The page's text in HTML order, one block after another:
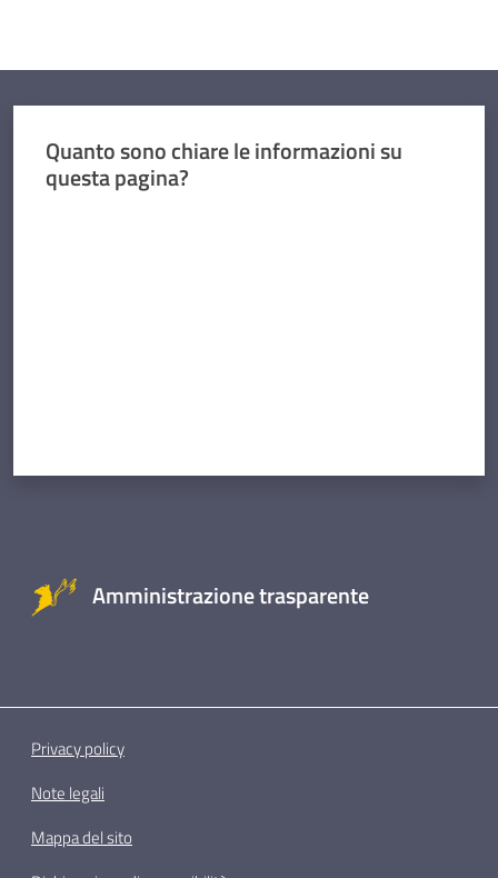
Quanto sono chiare le informazioni su
questa pagina?
Amministrazione trasparente
Privacy policy
Note legali
Mappa del sito